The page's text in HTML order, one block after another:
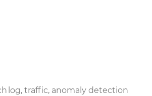
log, traffic, anomaly detection